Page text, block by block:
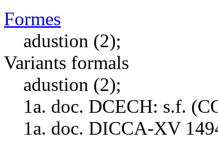
Formes
adustion (2);
Variants formals
adustion (2);
1a. doc. DCECH: s.f.
1a. doc. DICCA-XV